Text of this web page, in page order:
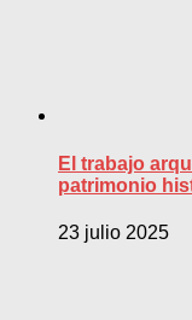
El trabajo
patrimonio
23 julio 2025